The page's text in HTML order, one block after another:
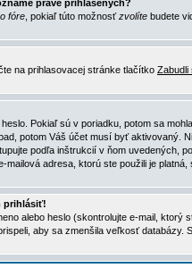
práve prihlásených?
fóre , pokiaľ túto možnosťzvolíte budete
na prihlasovacej stránke tlačítko Zabudli
Pokiaľ sú v poriadku, potom sa
potom Váš účet musí byť aktivovaný.
podľa inštrukcií v ňom uvedených,
adresa, ktorú ste použili je platná,
prihlásiť!
alebo heslo (skontrolujte e-mail,
aby sa zmenšila veľkosť databázy.